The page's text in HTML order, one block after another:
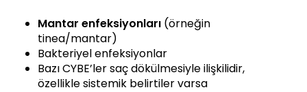
Mantar enfeksiyonları (örneğin
tinea/mantar)
Bakteriyel enfeksiyonlar
Bazı CYBE’ler saç dökülmesiyle ilişkilidir,
özellikle sistemik belirtiler varsa